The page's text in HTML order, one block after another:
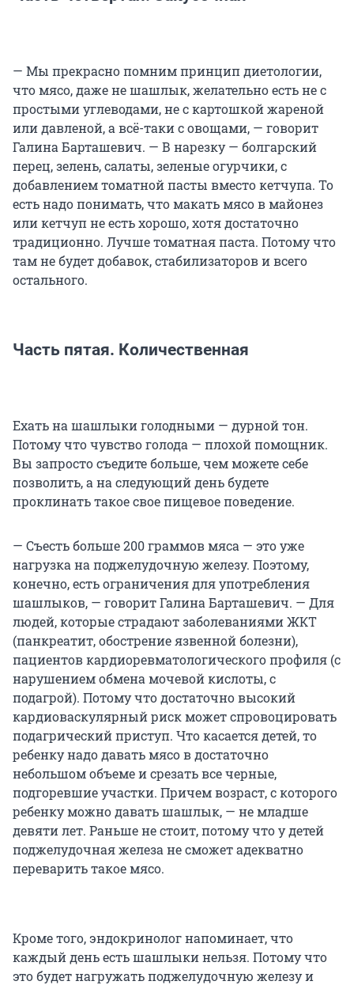
— Мы прекрасно помним принцип диетологии,
что мясо, даже не шашлык, желательно есть не с
простыми углеводами, не с картошкой жареной
или давленой, а всё-таки с овощами, — говорит
Галина Барташевич. — В нарезку — болгарский
перец, зелень, салаты, зеленые огурчики, с
добавлением томатной пасты вместо кетчупа. То
есть надо понимать, что макать мясо в майонез
или кетчуп не есть хорошо, хотя достаточно
традиционно. Лучше томатная паста. Потому что
там не будет добавок, стабилизаторов и всего
остального.
Часть пятая. Количественная
Ехать на шашлыки голодными — дурной тон.
Потому что чувство голода — плохой помощник.
Вы запросто съедите больше, чем можете себе
позволить, а на следующий день будете
проклинать такое свое пищевое поведение.
— Съесть больше 200 граммов мяса — это уже
нагрузка на поджелудочную железу. Поэтому,
конечно, есть ограничения для употребления
шашлыков, — говорит Галина Барташевич. — Для
людей, которые страдают заболеваниями ЖКТ
(панкреатит, обострение язвенной болезни),
пациентов кардиоревматологического профиля (с
нарушением обмена мочевой кислоты, с
подагрой). Потому что достаточно высокий
кардиоваскулярный риск может спровоцировать
подагрический приступ. Что касается детей, то
ребенку надо давать мясо в достаточно
небольшом объеме и срезать все черные,
подгоревшие участки. Причем возраст, с которого
ребенку можно давать шашлык, — не младше
девяти лет. Раньше не стоит, потому что у детей
поджелудочная железа не сможет адекватно
переварить такое мясо.
Кроме того, эндокринолог напоминает, что
каждый день есть шашлыки нельзя. Потому что
это будет нагружать поджелудочную железу и